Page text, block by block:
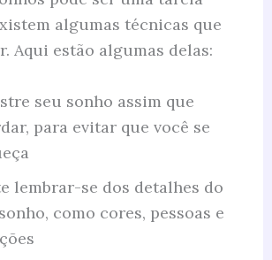
algumas técnicas que
Aqui estão algumas delas:
seu sonho assim que
para evitar que você se
lembrar-se dos detalhes do
como cores, pessoas e